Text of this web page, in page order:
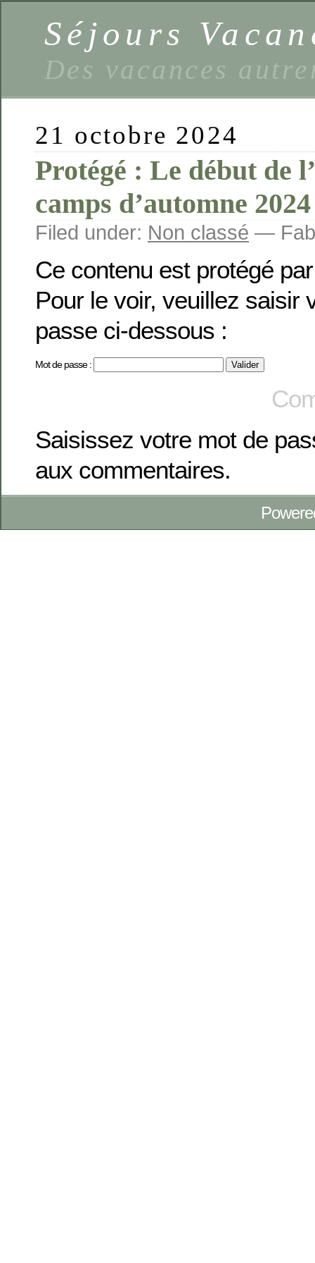
Séjours
Des vacances
21 octobre 2024
Protégé : Le début de
camps d’automne 2024
Filed under: Non classé —
Ce contenu est protégé
Pour le voir, veuillez saisir
passe ci-dessous :
Mot de passe :
Saisissez votre mot de
aux commentaires.